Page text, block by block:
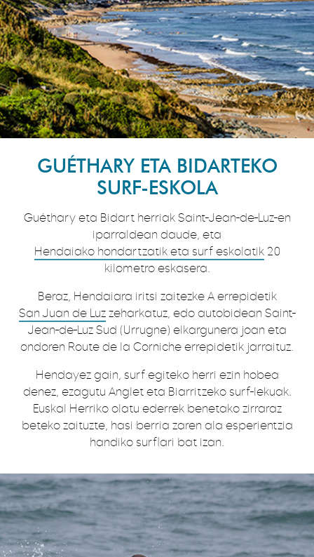
GUÉTHARY ETA BIDARTEKO
SURF-ESKOLA
Guéthary eta Bidart herriak Saint-Jean-de-Luz-en
iparraldean daude, eta
Hendaiako hondartzatik eta surf eskolatik20
kilometro eskasera.
Beraz, Hendaiara iritsi zaitezke A errepidetik
San Juan de Luzzeharkatuz, edo autobidean Saint-
Jean-de-Luz Sud (Urrugne) elkargunera joan eta
ondoren Route de la Corniche errepidetik jarraituz.
Hendayez gain, surf egiteko herri ezin hobea
denez, ezagutu Anglet eta Biarritzeko surf-lekuak.
Euskal Herriko olatu ederrek benetako zirraraz
beteko zaituzte, hasi berria zaren ala esperientzia
handiko surflari bat izan.